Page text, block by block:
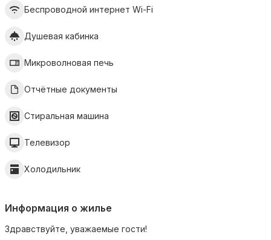
Беспроводной интернет Wi-Fi
Душевая кабинка
Микроволновая печь
Отчётные документы
Стиральная машина
Телевизор
Холодильник
Информация о жилье
Здравствуйте, уважаемые гости!